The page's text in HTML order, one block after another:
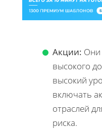
Акции: Они
высокого
высокий
включать
отраслей
риска.